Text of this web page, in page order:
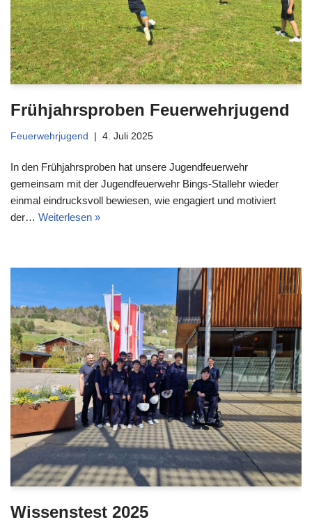
Frühjahrsproben Feuerwehrjugend
Feuerwehrjugend 4. Juli 2025
In den Frühjahrsproben hat unsere Jugendfeuerwehr
gemeinsam mit der Jugendfeuerwehr Bings-Stallehr wieder
einmal eindrucksvoll bewiesen, wie engagiert und motiviert
der… Weiterlesen »
Wissenstest 2025